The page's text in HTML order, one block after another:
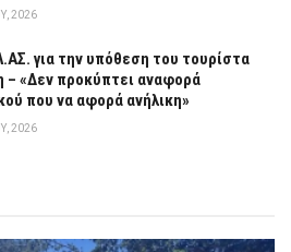
2026
για την υπόθεση του τουρίστα
– «Δεν προκύπτει αναφορά
που να αφορά ανήλικη»
2026